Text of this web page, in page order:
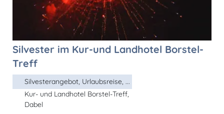
Silvester im Kur-und Landhotel Borstel-
Treff
Silvesterangebot, Urlaubsreise, ...
Kur- und Landhotel Borstel-Treff,
Dabel